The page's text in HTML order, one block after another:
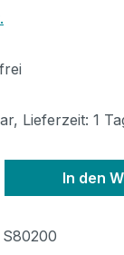
Lieferzeit: 1
GibIn den
S80200